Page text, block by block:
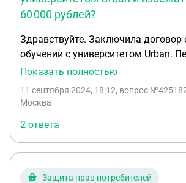
60 000 рублей?
Здравствуйте. Заключила договор
обучении с университетом Urban. Первые 6
месяцев обучение оплачивают они.
написать щаявление о заморозки.
40000 за предоставление личного
плюс они внесли за меня три
около 60000. Как расторгнуть
наименьшими потерями?
Показать полностью
11 сентября 2024, 18:12, вопрос
Москва
2 ответа
Защита прав потребителей